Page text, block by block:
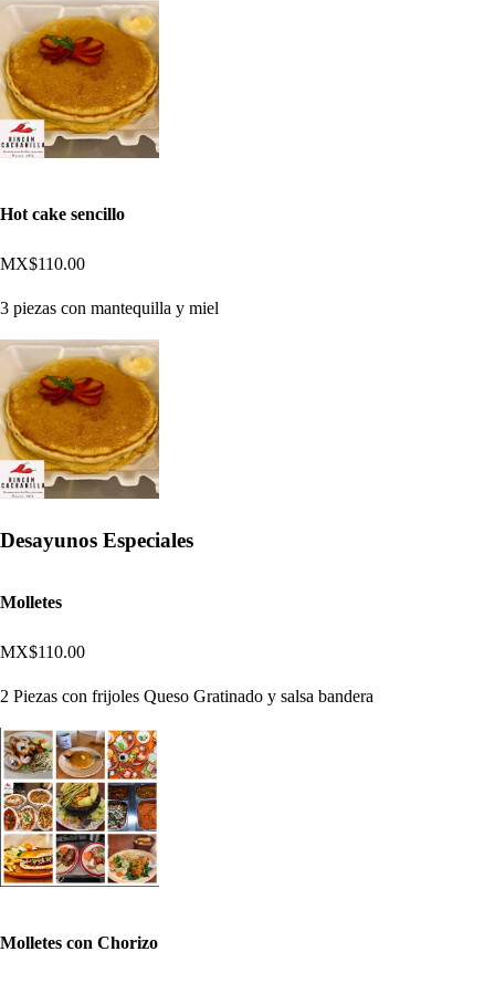
Hot cake sencillo
MX$110.00
3 piezas con mantequilla y miel
Desayunos Especiales
Molletes
MX$110.00
2 Piezas con frijoles Queso Gratinado y salsa bandera
Molletes con Chorizo